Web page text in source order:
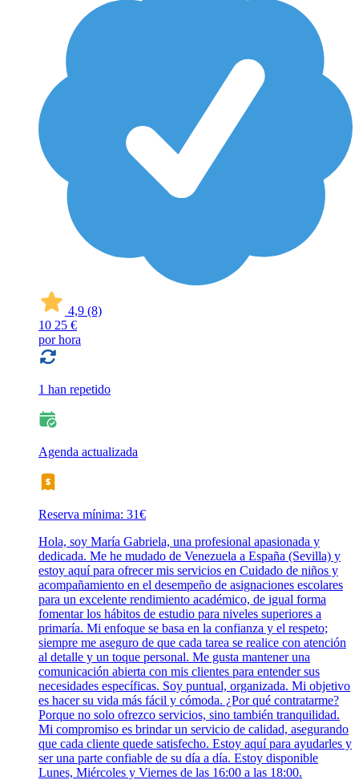
4,9 (8)
10 25 €
por hora
1 han repetido
Agenda actualizada
Reserva mínima: 31€
Hola, soy María Gabriela, una profesional apasionada y
dedicada. Me he mudado de Venezuela a España (Sevilla) y
estoy aquí para ofrecer mis servicios en Cuidado de niños y
acompañamiento en el desempeño de asignaciones escolares
para un excelente rendimiento académico, de igual forma
fomentar los hábitos de estudio para niveles superiores a
primaría. Mi enfoque se basa en la confianza y el respeto;
siempre me aseguro de que cada tarea se realice con atención
al detalle y un toque personal. Me gusta mantener una
comunicación abierta con mis clientes para entender sus
necesidades específicas. Soy puntual, organizada. Mi objetivo
es hacer su vida más fácil y cómoda. ¿Por qué contratarme?
Porque no solo ofrezco servicios, sino también tranquilidad.
Mi compromiso es brindar un servicio de calidad, asegurando
que cada cliente quede satisfecho. Estoy aquí para ayudarles y
ser una parte confiable de su día a día. Estoy disponible
Lunes, Miércoles y Viernes de las 16:00 a las 18:00.